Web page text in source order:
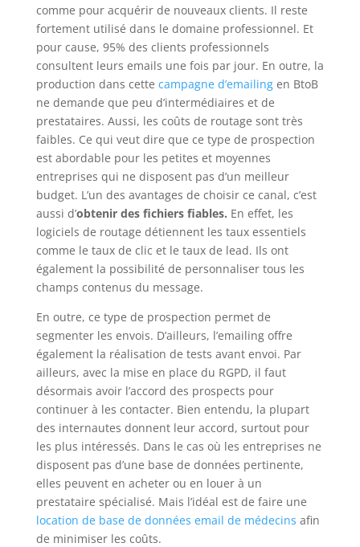
comme pour acquérir de nouveaux clients. Il reste
fortement utilisé dans le domaine professionnel. Et
pour cause, 95% des clients professionnels
consultent leurs emails une fois par jour. En outre, la
production dans cette campagne d’emailing en BtoB
ne demande que peu d’intermédiaires et de
prestataires. Aussi, les coûts de routage sont très
faibles. Ce qui veut dire que ce type de prospection
est abordable pour les petites et moyennes
entreprises qui ne disposent pas d’un meilleur
budget. L’un des avantages de choisir ce canal, c’est
aussi d’obtenir des fichiers fiables. En effet, les
logiciels de routage détiennent les taux essentiels
comme le taux de clic et le taux de lead. Ils ont
également la possibilité de personnaliser tous les
champs contenus du message.
En outre, ce type de prospection permet de
segmenter les envois. D’ailleurs, l’emailing offre
également la réalisation de tests avant envoi. Par
ailleurs, avec la mise en place du RGPD, il faut
désormais avoir l’accord des prospects pour
continuer à les contacter. Bien entendu, la plupart
des internautes donnent leur accord, surtout pour
les plus intéressés. Dans le cas où les entreprises ne
disposent pas d’une base de données pertinente,
elles peuvent en acheter ou en louer à un
prestataire spécialisé. Mais l’idéal est de faire une
location de base de données email de médecins afin
de minimiser les coûts.